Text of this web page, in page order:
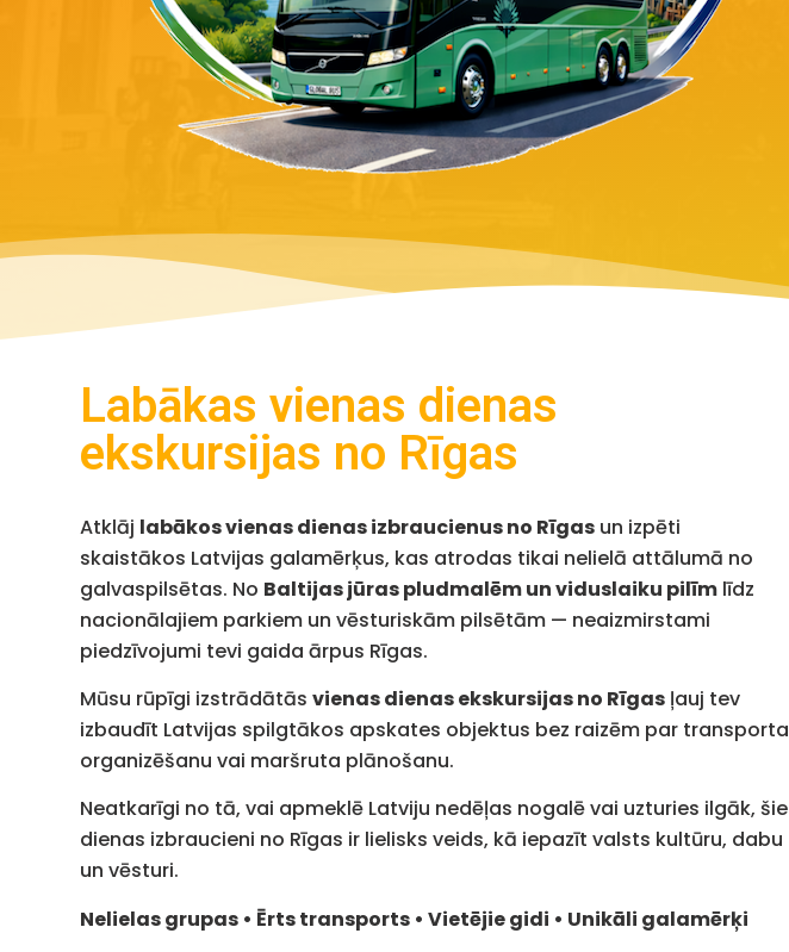
Labākas vienas dienas
ekskursijas no Rīgas
Atklāj labākos vienas dienas izbraucienus no Rīgas un izpēti
skaistākos Latvijas galamērķus, kas atrodas tikai nelielā attālumā no
galvaspilsētas. No Baltijas jūras pludmalēm un viduslaiku pilīm līdz
nacionālajiem parkiem un vēsturiskām pilsētām — neaizmirstami
piedzīvojumi tevi gaida ārpus Rīgas.
Mūsu rūpīgi izstrādātās vienas dienas ekskursijas no Rīgas ļauj tev
izbaudīt Latvijas spilgtākos apskates objektus bez raizēm par transporta
organizēšanu vai maršruta plānošanu.
Neatkarīgi no tā, vai apmeklē Latviju nedēļas nogalē vai uzturies ilgāk, šie
dienas izbraucieni no Rīgas ir lielisks veids, kā iepazīt valsts kultūru, dabu
un vēsturi.
Nelielas grupas • Ērts transports • Vietējie gidi • Unikāli galamērķi